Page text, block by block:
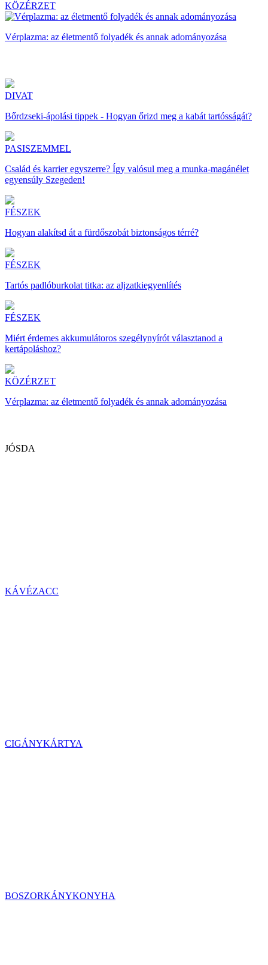
KÖZÉRZET
Vérplazma: az életmentő folyadék és annak adományozása
DIVAT
Bőrdzseki-ápolási tippek - Hogyan őrizd meg a kabát tartósságát?
PASISZEMMEL
Család és karrier egyszerre? Így valósul meg a munka-magánélet
egyensúly Szegeden!
FÉSZEK
Hogyan alakítsd át a fürdőszobát biztonságos térré?
FÉSZEK
Tartós padlóburkolat titka: az aljzatkiegyenlítés
FÉSZEK
Miért érdemes akkumulátoros szegélynyírót választanod a
kertápoláshoz?
KÖZÉRZET
Vérplazma: az életmentő folyadék és annak adományozása
JÓSDA
KÁVÉZACC
CIGÁNYKÁRTYA
BOSZORKÁNYKONYHA